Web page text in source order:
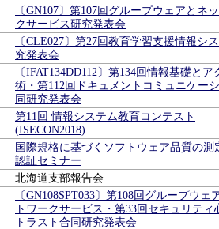
〔GN107〕第107回グループウェアとネ
クサービス研究発表会
〔CLE027〕第27回教育学習支援情報シ
究発表会
〔IFAT134DD112〕第134回情報基礎とア
術・第112回ドキュメントコミュニケー
同研究発表会
第11回 情報システム教育コンテスト
(ISECON2018)
国際規格に基づくソフトウェア品質の測
認証セミナー
北海道支部報告会
〔GN108SPT033〕第108回グループウェ
トワークサービス・第33回セキュリティ
トラスト合同研究発表会